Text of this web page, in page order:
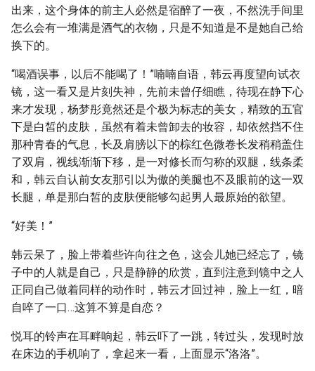
出来，这个身体的前主人必然是宿醉了一夜，不然洗手间里
怎么会有一堆满是酒气的衣物，只是不知道是不是她自己给
换下的。
“喝酒误事，以后不能喝了！”喃喃自语，韩云再度望向试衣
镜，这一看又是片刻失神，先前未曾仔细瞧，待现在静下心
来才发现，杨梦彤竟然还是个极为标志的美女，精致的五官
下是白皙的皮肤，虽然有着未曾卸去的妆容，却依然挡不住
那种青春的气息，长及肩膀以下的棕红色微卷长发稍稍盖住
了双肩，视线渐渐下移，是一对修长而匀称的双腿，线条柔
和，韩云自认前女友那引以为傲的美腿也不及眼前的这一双
长腿，单是那白皙的皮肤便能够勾起男人最原始的欲望。
“好美！”
韩云呆了，脸上带着些许向往之色，这会儿她已经忘了，镜
子中的人就是自己，只是静静的欣赏，直到注意到镜中之人
正同自己做着同样的动作时，韩云才回过神，脸上一红，暗
自啐了一口…这算不算是自恋？
悦耳的铃声在耳畔响起，韩云吓了一跳，转过头，发现时放
在床边的手机响了，拿起来一看，上面显示“洛洛”。